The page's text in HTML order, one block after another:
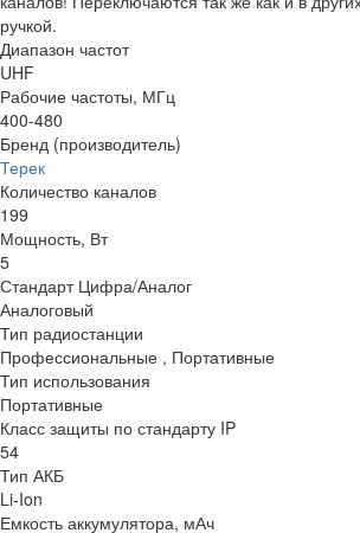
ручкой.
Диапазон частот
UHF
Рабочие частоты, МГц
400-480
Бренд (производитель)
Терек
Количество каналов
199
Мощность, Вт
5
Стандарт Цифра/Аналог
Аналоговый
Тип радиостанции
Профессиональные , Портативные
Тип использования
Портативные
Класс защиты по стандарту IP
54
Тип АКБ
Li-Ion
Емкость аккумулятора, мАч